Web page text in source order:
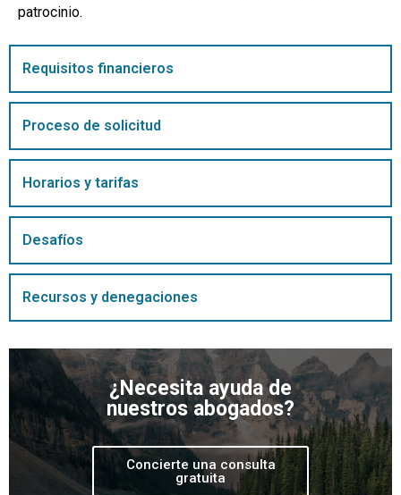
patrocinio.
Requisitos financieros
Proceso de solicitud
Horarios y tarifas
Desafíos
Recursos y denegaciones
¿Necesita ayuda de
nuestros abogados?
Concierte una consulta
gratuita